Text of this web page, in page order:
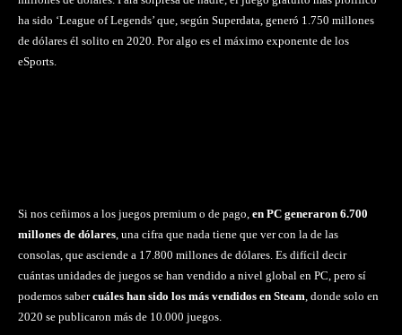
ha sido ‘League of Legends’ que, según Superdata, generó 1.750 millones
de dólares él solito en 2020. Por algo es el máximo exponente de los
eSports.
Si nos ceñimos a los juegos premium o de pago, en PC generaron 6.700
millones de dólares , una cifra que nada tiene que ver con la de las
consolas, que asciende a 17.800 millones de dólares. Es difícil decir
cuántas unidades de juegos se han vendido a nivel global en PC, pero sí
podemos sabercuáles han sido los más vendidos en Steam , donde solo en
2020 se publicaron más de 10.000 juegos.